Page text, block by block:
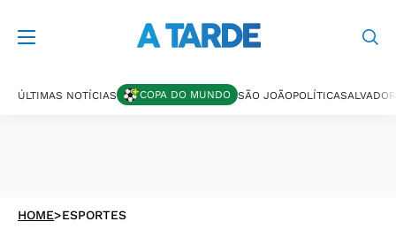
ÚLTIMAS NOTÍCIAS COPA DO MUNDO SÃO JOÃOPOLÍTICASALVADOR
HOME>ESPORTES